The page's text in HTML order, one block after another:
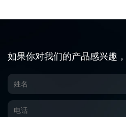
如果你对我们的产品感兴趣